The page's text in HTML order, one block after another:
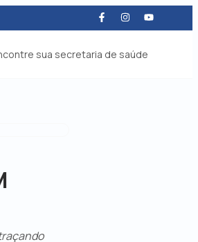
sua secretaria de saúde